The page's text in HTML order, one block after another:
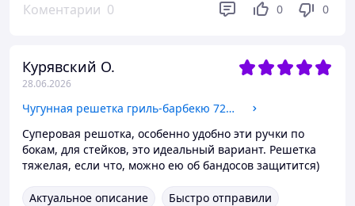
Коментарии 0 0 0
Курявский О.
28.06.2026
Чугунная решетка гриль-барбекю 72х32 см с ручками, 17 прутьев
Суперовая решотка, особенно удобно эти ручки по
бокам, для стейков, это идеальный вариант. Решетка
тяжелая, если что, можно ею об бандосов защитится)
Актуальное описание
Быстро отправили